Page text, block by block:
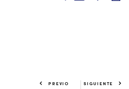
PREVIO SIGUIENTE